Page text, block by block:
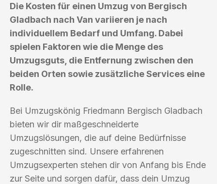
Die Kosten für einen Umzug von Bergisch
Gladbach nach Van variieren je nach
individuellem Bedarf und Umfang. Dabei
spielen Faktoren wie die Menge des
Umzugsguts, die Entfernung zwischen den
beiden Orten sowie zusätzliche Services eine
Rolle.
Bei Umzugskönig Friedmann Bergisch Gladbach
bieten wir dir maßgeschneiderte
Umzugslösungen, die auf deine Bedürfnisse
zugeschnitten sind. Unsere erfahrenen
Umzugsexperten stehen dir von Anfang bis Ende
zur Seite und sorgen dafür, dass dein Umzug